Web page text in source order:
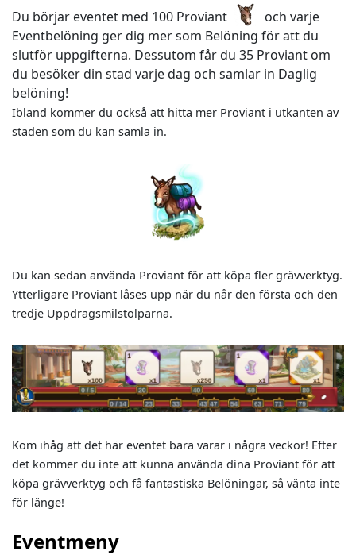
Du börjar eventet med 100 Proviant
och varje
Eventbelöning ger dig mer som Belöning för att du
slutför uppgifterna. Dessutom får du 35 Proviant om
du besöker din stad varje dag och samlar in Daglig
belöning!
Ibland kommer du också att hitta mer Proviant i utkanten av
staden som du kan samla in.
Du kan sedan använda Proviant för att köpa fler grävverktyg.
Ytterligare Proviant låses upp när du når den första och den
tredje Uppdragsmilstolparna.
Kom ihåg att det här eventet bara varar i några veckor! Efter
det kommer du inte att kunna använda dina Proviant för att
köpa grävverktyg och få fantastiska Belöningar, så vänta inte
för länge!
Eventmeny